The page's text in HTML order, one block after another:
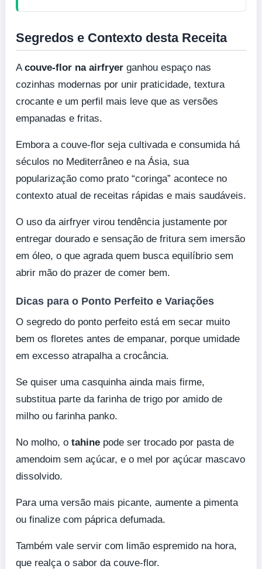
Segredos e Contexto desta Receita
Acouve-flor na airfryer ganhou espaço nas
cozinhas modernas por unir praticidade, textura
crocante e um perfil mais leve que as versões
empanadas e fritas.
Embora a couve-flor seja cultivada e consumida há
séculos no Mediterrâneo e na Ásia, sua
popularização como prato “coringa” acontece no
contexto atual de receitas rápidas e mais saudáveis.
O uso da airfryer virou tendência justamente por
entregar dourado e sensação de fritura sem imersão
em óleo, o que agrada quem busca equilíbrio sem
abrir mão do prazer de comer bem.
Dicas para o Ponto Perfeito e Variações
O segredo do ponto perfeito está em secar muito
bem os floretes antes de empanar, porque umidade
em excesso atrapalha a crocância.
Se quiser uma casquinha ainda mais firme,
substitua parte da farinha de trigo por amido de
milho ou farinha panko.
No molho, o tahine pode ser trocado por pasta de
amendoim sem açúcar, e o mel por açúcar mascavo
dissolvido.
Para uma versão mais picante, aumente a pimenta
ou finalize com páprica defumada.
Também vale servir com limão espremido na hora,
que realça o sabor da couve-flor.